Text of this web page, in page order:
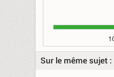
Sur le même sujet :